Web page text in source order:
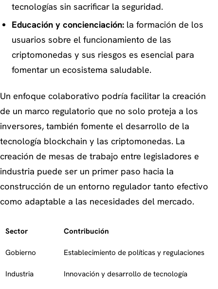
tecnologías sin sacrificar la seguridad.
Educación y concienciación:la formación de los
usuarios sobre el funcionamiento de las
criptomonedas y sus riesgos es esencial para
fomentar un ecosistema saludable.
Un enfoque colaborativo podría facilitar la creación
de un marco regulatorio que no solo proteja a los
inversores, también fomente el desarrollo de la
tecnología blockchain y las criptomonedas. La
creación de mesas de trabajo entre legisladores e
industria puede ser un primer paso hacia la
construcción de un entorno regulador tanto efectivo
como adaptable a las necesidades del mercado.
Sector Contribución
Gobierno Establecimiento de políticas y regulaciones
Industria Innovación y desarrollo de tecnología